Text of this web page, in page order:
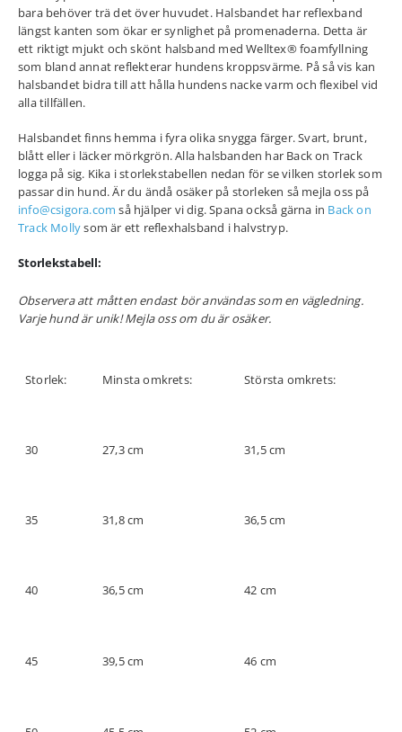
bara behöver trä det över huvudet. Halsbandet har reflexband
längst kanten som ökar er synlighet på promenaderna. Detta är
ett riktigt mjukt och skönt halsband med Welltex® foamfyllning
som bland annat reflekterar hundens kroppsvärme. På så vis kan
halsbandet bidra till att hålla hundens nacke varm och flexibel vid
alla tillfällen.
Halsbandet finns hemma i fyra olika snygga färger. Svart, brunt,
blått eller i läcker mörkgrön. Alla halsbanden har Back on Track
logga på sig. Kika i storlekstabellen nedan för se vilken storlek som
passar din hund. Är du ändå osäker på storleken så mejla oss på
info@csigora.com så hjälper vi dig. Spana också gärna in Back on
Track Mollysom är ett reflexhalsband i halvstryp.
Storlekstabell:
Observera att måtten endast bör användas som en vägledning.
Varje hund är unik! Mejla oss om du är osäker.
Storlek: Minsta omkrets: Största omkrets:
30 27,3 cm 31,5 cm
35 31,8 cm 36,5 cm
40 36,5 cm 42 cm
45 39,5 cm 46 cm